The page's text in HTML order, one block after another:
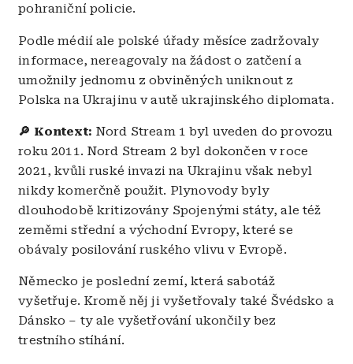
pohraniční policie.
Podle médií ale polské úřady měsíce zadržovaly
informace, nereagovaly na žádost o zatčení a
umožnily jednomu z obviněných uniknout z
Polska na Ukrajinu v autě ukrajinského diplomata.
🔎 Kontext: Nord Stream 1 byl uveden do provozu
roku 2011. Nord Stream 2 byl dokončen v roce
2021, kvůli ruské invazi na Ukrajinu však nebyl
nikdy komerčně použit. Plynovody byly
dlouhodobě kritizovány Spojenými státy, ale též
zeměmi střední a východní Evropy, které se
obávaly posilování ruského vlivu v Evropě.
Německo je poslední zemí, která sabotáž
vyšetřuje. Kromě něj ji vyšetřovaly také Švédsko a
Dánsko – ty ale vyšetřování ukončily bez
trestního stíhání.